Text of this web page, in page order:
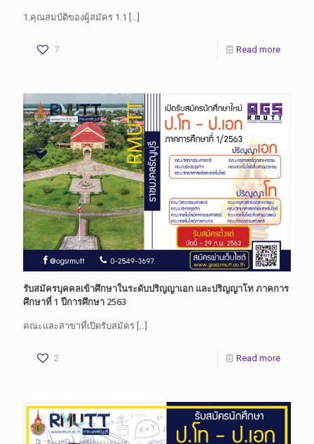
1.คุณสมบัติของผู้สมัคร 1.1
7 Read more
รับสมัครบุคคลเข้าศึกษาในระดับปริญญาเอก และปริญญาโท ภาคการ
ศึกษาที่ 1 ปีการศึกษา 2563
คณะและสาขาที่เปิดรับสมัคร
2 Read more